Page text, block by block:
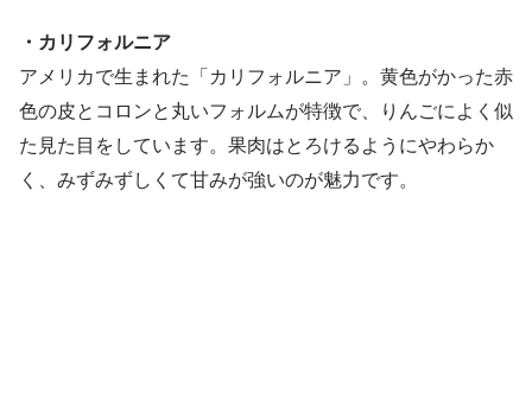
・カリフォルニア
アメリカで生まれた「カリフォルニア」。黄色がかった赤
色の皮とコロンと丸いフォルムが特徴で、りんごによく似
た見た目をしています。果肉はとろけるようにやわらか
く、みずみずしくて甘みが強いのが魅力です。